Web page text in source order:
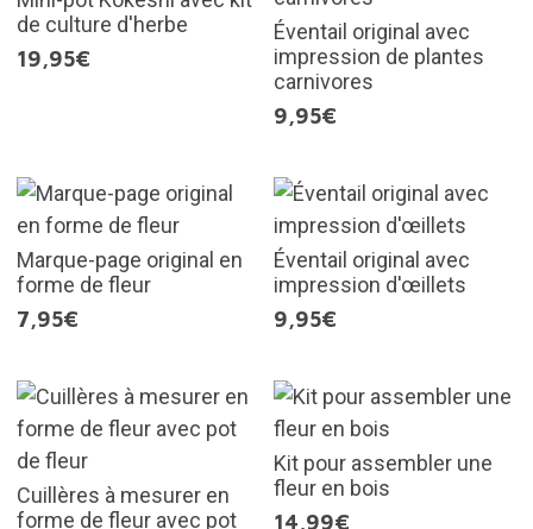
de culture d'herbe
19,95€
Éventail original avec
impression de plantes
carnivores
9,95€
Marque-page original en
forme de fleur
7,95€
Éventail original avec
impression d'œillets
9,95€
Cuillères à mesurer en
forme de fleur avec pot
Kit pour assembler une
fleur en bois
14,99€